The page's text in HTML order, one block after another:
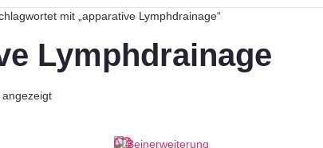
mit „apparative Lymphdrainage“
Lymphdrainage